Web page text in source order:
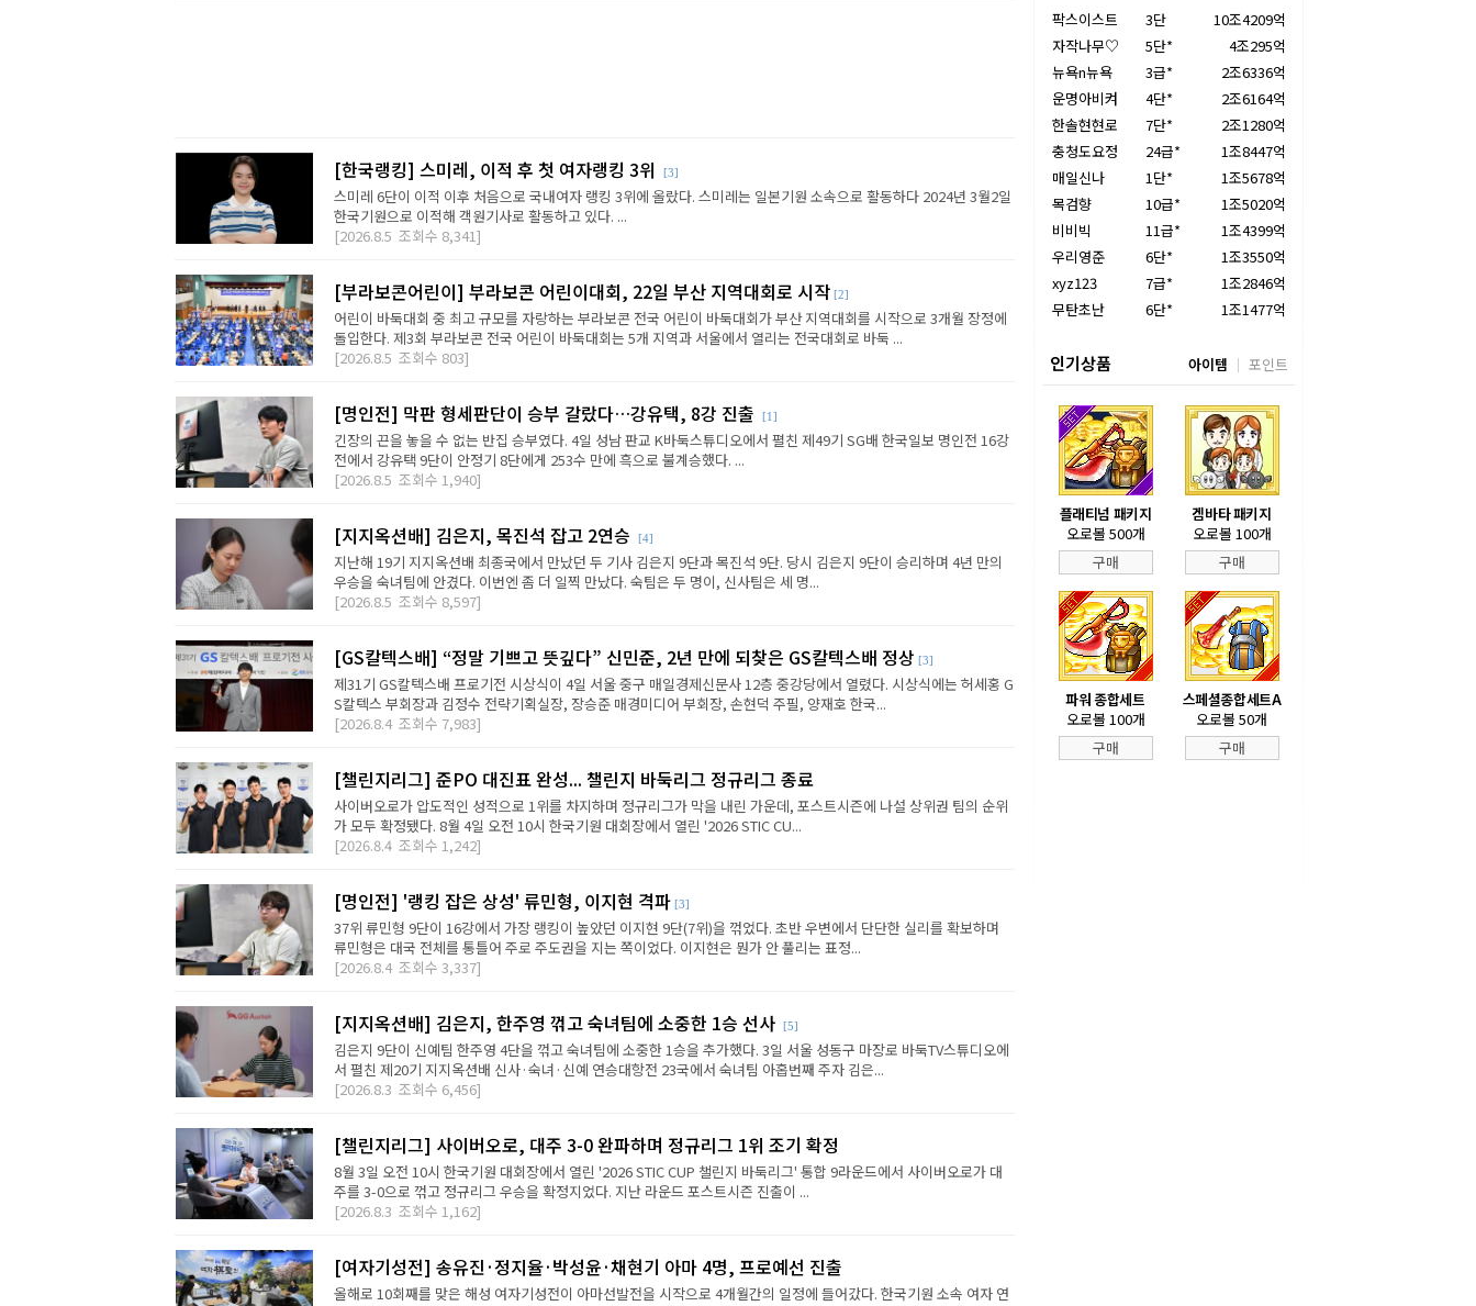
[한국랭킹] 스미레, 이적 후 첫 여자랭킹 3위 [3]
스미레 6단이 이적 이후 처음으로 국내여자 랭킹 3위에 올랐다. 스미레는 일본기원 소속으로 활동하다 2024년 3월2일
한국기원으로 이적해 객원기사로 활동하고 있다. ...
[2026.8.5 조회수 8,341]
[부라보콘어린이] 부라보콘 어린이대회, 22일 부산 지역대회로 시작 [2]
어린이 바둑대회 중 최고 규모를 자랑하는 부라보콘 전국 어린이 바둑대회가 부산 지역대회를 시작으로 3개월 장정에
돌입한다. 제3회 부라보콘 전국 어린이 바둑대회는 5개 지역과 서울에서 열리는 전국대회로 바둑 ...
[2026.8.5 조회수 803]
[명인전] 막판 형세판단이 승부 갈랐다…강유택, 8강 진출 [1]
긴장의 끈을 놓을 수 없는 반집 승부였다. 4일 성남 판교 K바둑스튜디오에서 펼친 제49기 SG배 한국일보 명인전 16강
전에서 강유택 9단이 안정기 8단에게 253수 만에 흑으로 불계승했다. ...
[2026.8.5 조회수 1,940]
[지지옥션배] 김은지, 목진석 잡고 2연승 [4]
지난해 19기 지지옥션배 최종국에서 만났던 두 기사 김은지 9단과 목진석 9단. 당시 김은지 9단이 승리하며 4년 만의
우승을 숙녀팀에 안겼다. 이번엔 좀 더 일찍 만났다. 숙팀은 두 명이, 신사팀은 세 명...
[2026.8.5 조회수 8,597]
[GS칼텍스배] “정말 기쁘고 뜻깊다” 신민준, 2년 만에 되찾은 GS칼텍스배 정상 [3]
제31기 GS칼텍스배 프로기전 시상식이 4일 서울 중구 매일경제신문사 12층 중강당에서 열렸다. 시상식에는 허세홍 G
S칼텍스 부회장과 김정수 전략기획실장, 장승준 매경미디어 부회장, 손현덕 주필, 양재호 한국...
[2026.8.4 조회수 7,983]
[챌린지리그] 준PO 대진표 완성... 챌린지 바둑리그 정규리그 종료
사이버오로가 압도적인 성적으로 1위를 차지하며 정규리그가 막을 내린 가운데, 포스트시즌에 나설 상위권 팀의 순위
가 모두 확정됐다. 8월 4일 오전 10시 한국기원 대회장에서 열린 '2026 STIC CU...
[2026.8.4 조회수 1,242]
[명인전] '랭킹 잡은 상성' 류민형, 이지현 격파 [3]
37위 류민형 9단이 16강에서 가장 랭킹이 높았던 이지현 9단(7위)을 꺾었다. 초반 우변에서 단단한 실리를 확보하며
류민형은 대국 전체를 통틀어 주로 주도권을 지는 쪽이었다. 이지현은 뭔가 안 풀리는 표정...
[2026.8.4 조회수 3,337]
[지지옥션배] 김은지, 한주영 꺾고 숙녀팀에 소중한 1승 선사 [5]
김은지 9단이 신예팀 한주영 4단을 꺾고 숙녀팀에 소중한 1승을 추가했다. 3일 서울 성동구 마장로 바둑TV스튜디오에
서 펼친 제20기 지지옥션배 신사·숙녀·신예 연승대항전 23국에서 숙녀팀 아홉번째 주자 김은...
[2026.8.3 조회수 6,456]
[챌린지리그] 사이버오로, 대주 3-0 완파하며 정규리그 1위 조기 확정
8월 3일 오전 10시 한국기원 대회장에서 열린 '2026 STIC CUP 챌린지 바둑리그' 통합 9라운드에서 사이버오로가 대
주를 3-0으로 꺾고 정규리그 우승을 확정지었다. 지난 라운드 포스트시즌 진출이 ...
[2026.8.3 조회수 1,162]
[여자기성전] 송유진·정지율·박성윤·채현기 아마 4명, 프로예선 진출
올해로 10회째를 맞은 해성 여자기성전이 아마선발전을 시작으로 4개월간의 일정에 들어갔다. 한국기원 소속 여자 연
팍스이스트 3단
10조4209억
자작나무♡
5단*
4조295억
뉴욕n뉴욕
3급*
2조6336억
운명아비켜
4단*
2조6164억
한솔현현로
7단*
2조1280억
충청도요정
24급*
1조8447억
매일신나
1단*
1조5678억
목검향
10급*
1조5020억
비비빅
11급*
1조4399억
우리영준
6단*
1조3550억
xyz123
7급*
1조2846억
무탄초난
6단* 1조1477억
인기상품 아이템 포인트
플래티넘 패키지
오로볼 500개
구매
겜바타 패키지
오로볼 100개
구매
파워 종합세트
오로볼 100개
구매
스페셜종합세트A
오로볼 50개
구매